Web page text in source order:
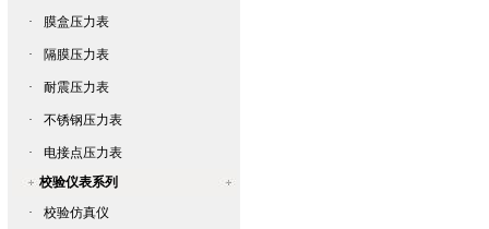
· 膜盒压力表
· 隔膜压力表
· 耐震压力表
· 不锈钢压力表
·
电接点压力表
校验仪表系列
·
校验仿真仪